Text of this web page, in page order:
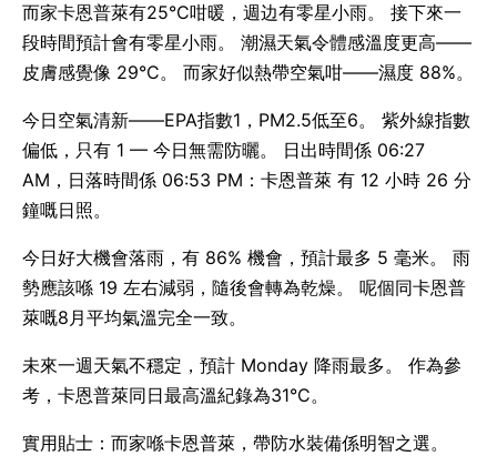
而家卡恩普萊有25°C咁暖，週边有零星小雨。 接下來一
段時間預計會有零星小雨。 潮濕天氣令體感溫度更高——
皮膚感覺像 29°C。 而家好似熱帶空氣咁——濕度 88%。
今日空氣清新——EPA指數1，PM2.5低至6。 紫外線指數
偏低，只有 1 — 今日無需防曬。 日出時間係 06:27
AM，日落時間係 06:53 PM：卡恩普萊 有 12 小時 26 分
鐘嘅日照。
今日好大機會落雨，有 86% 機會，預計最多 5 毫米。 雨
勢應該喺 19 左右減弱，隨後會轉為乾燥。 呢個同卡恩普
萊嘅8月平均氣溫完全一致。
未來一週天氣不穩定，預計 Monday 降雨最多。 作為參
考，卡恩普萊同日最高溫紀錄為31°C。
實用貼士：而家喺卡恩普萊，帶防水裝備係明智之選。